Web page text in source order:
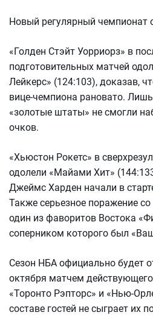
Новый регулярный чемпионат
«Голден Стэйт Уорриорз» в
подготовительных матчей
Лейкерс» (124:103), доказав,
вице-чемпиона рановато.
«золотые штаты» не смогли
очков.
«Хьюстон Рокетс» в
одолели «Майами Хит»
Джеймс Харден начали в
Также серьезное поражение
один из фаворитов Востока
соперником которого был
Сезон НБА официально будет
октября матчем
«Торонто Рэпторс» и «Нью-
составе гостей не сыграет их